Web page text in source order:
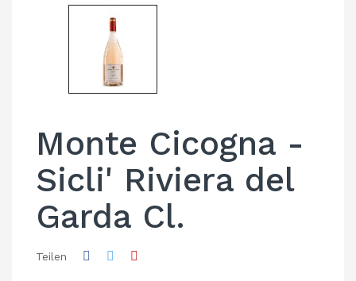
Monte Cicogna -
Sicli' Riviera del
Garda Cl.
Teilen